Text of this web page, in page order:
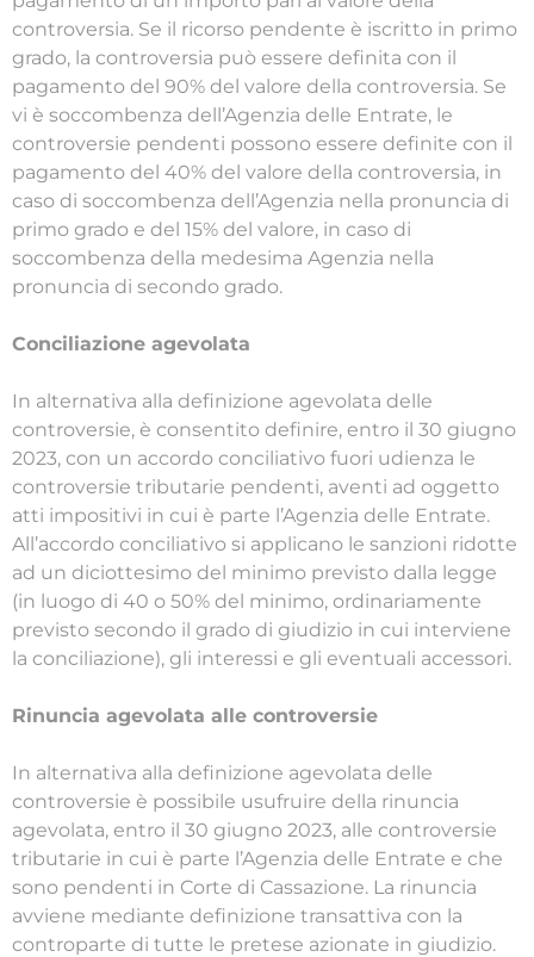
controversia. Se il ricorso pendente è iscritto in primo
grado, la controversia può essere definita con il
pagamento del 90% del valore della controversia. Se
vi è soccombenza dell’Agenzia delle Entrate, le
controversie pendenti possono essere definite con il
pagamento del 40% del valore della controversia, in
caso di soccombenza dell’Agenzia nella pronuncia di
primo grado e del 15% del valore, in caso di
soccombenza della medesima Agenzia nella
pronuncia di secondo grado.
Conciliazione agevolata
In alternativa alla definizione agevolata delle
controversie, è consentito definire, entro il 30 giugno
2023, con un accordo conciliativo fuori udienza le
controversie tributarie pendenti, aventi ad oggetto
atti impositivi in cui è parte l’Agenzia delle Entrate.
All’accordo conciliativo si applicano le sanzioni ridotte
ad un diciottesimo del minimo previsto dalla legge
(in luogo di 40 o 50% del minimo, ordinariamente
previsto secondo il grado di giudizio in cui interviene
la conciliazione), gli interessi e gli eventuali accessori.
Rinuncia agevolata alle controversie
In alternativa alla definizione agevolata delle
controversie è possibile usufruire della rinuncia
agevolata, entro il 30 giugno 2023, alle controversie
tributarie in cui è parte l’Agenzia delle Entrate e che
sono pendenti in Corte di Cassazione. La rinuncia
avviene mediante definizione transattiva con la
controparte di tutte le pretese azionate in giudizio.